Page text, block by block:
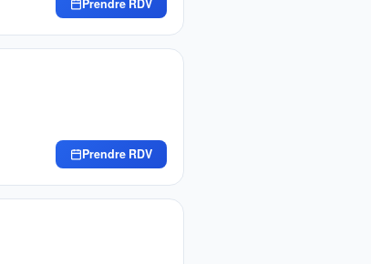
Prendre RDV
Prendre RDV